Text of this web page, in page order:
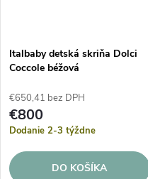
Italbaby detská skriňa Dolci
Coccole béžová
€650,41 bez DPH
€800
Dodanie 2-3 týždne
DO KOŠÍKA